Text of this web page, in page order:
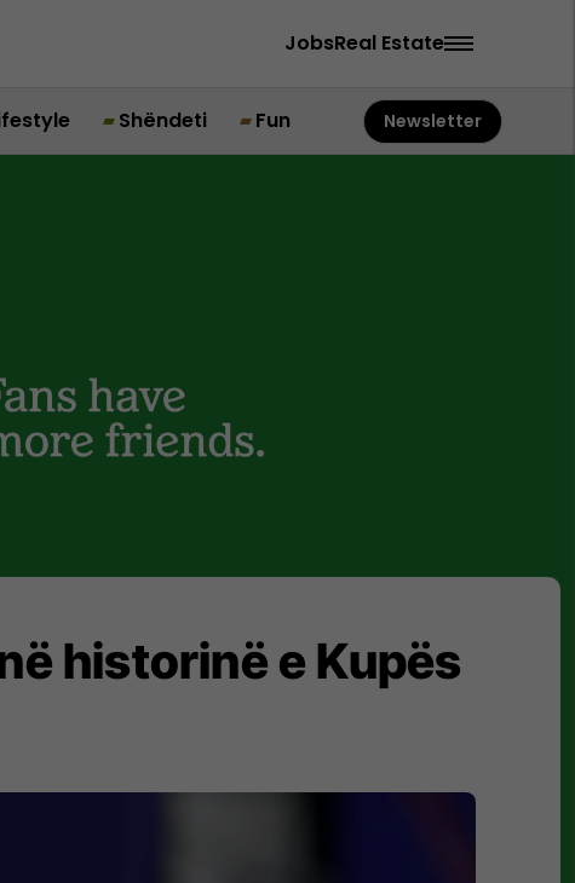
JobsReal Estate
Shëndeti Fun Newsletter
historinë e Kupës